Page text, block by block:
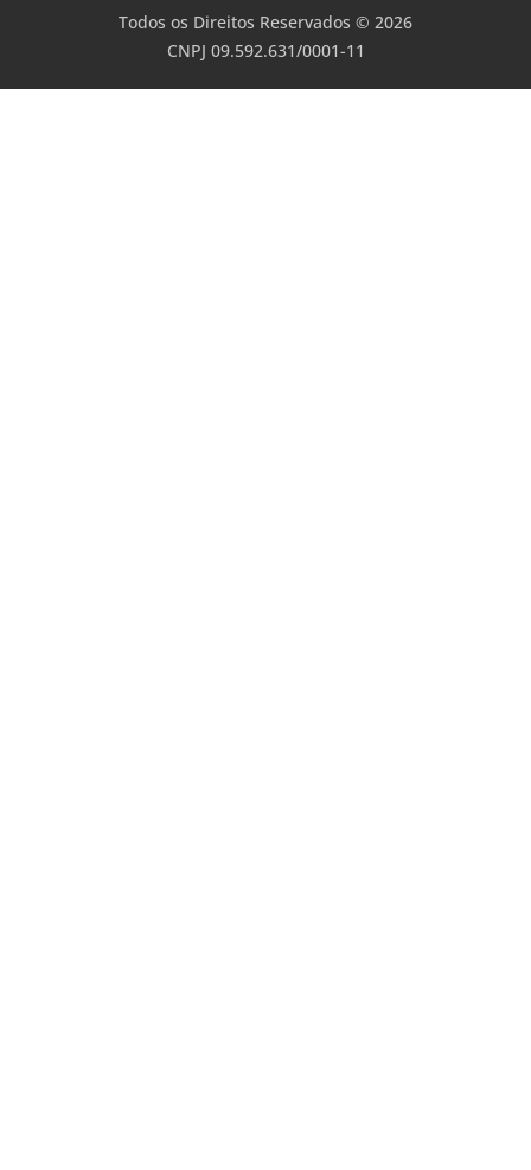
Todos os Direitos Reservados © 2026
CNPJ 09.592.631/0001-11